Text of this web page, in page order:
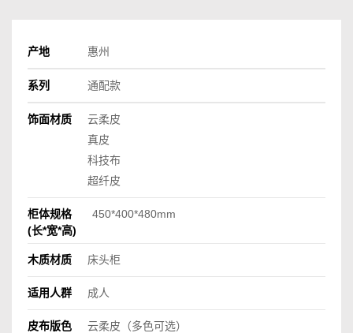
产地 惠州
系列 通配款
饰面材质
云柔皮
真皮
科技布
超纤皮
柜体规格
(长*宽*高)
450*400*480mm
木质材质 床头柜
适用人群 成人
皮布版色
云柔皮（多色可选）